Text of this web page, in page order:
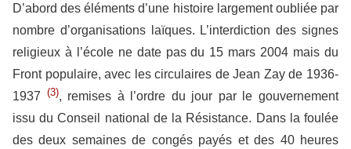
D’abord des éléments d’une histoire largement oubliée par
nombre d’organisations laïques. L’interdiction des signes
religieux à l’école ne date pas du 15 mars 2004 mais du
Front populaire, avec les circulaires de Jean Zay de 1936-
1937 (3), remises à l’ordre du jour par le gouvernement
issu du Conseil national de la Résistance. Dans la foulée
des deux semaines de congés payés et des 40 heures